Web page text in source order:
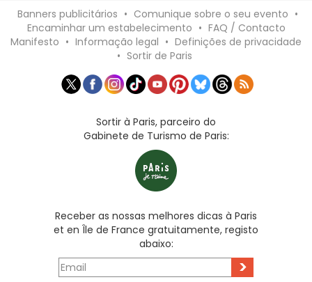
Banners publicitários • Comunique sobre o seu evento •
Encaminhar um estabelecimento • FAQ / Contacto
Manifesto • Informação legal • Definições de privacidade
• Sortir de Paris
Sortir à Paris, parceiro do
Gabinete de Turismo de Paris:
Receber as nossas melhores dicas à Paris
et en Île de France gratuitamente, registo
abaixo:
>